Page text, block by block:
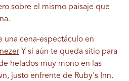
sobre el mismo paisaje que
una cena-espectáculo en
Y si aún te queda sitio para
helados muy mono en las
justo enfrente de Ruby's Inn.